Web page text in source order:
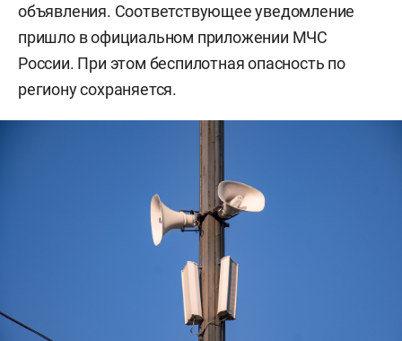
объявления. Соответствующее уведомление
пришло в официальном приложении МЧС
России. При этом беспилотная опасность по
региону сохраняется.